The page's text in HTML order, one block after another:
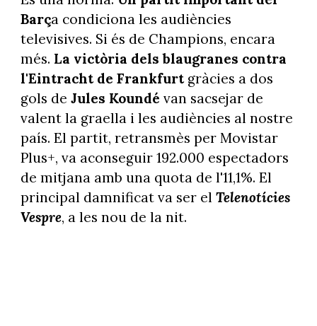
Barça condiciona les audiències
televisives. Si és de Champions, encara
més. La victòria dels blaugranes contra
l'Eintracht de Frankfurtgràcies a dos
gols de Jules Koundé van sacsejar de
valent la graella i les audiències al nostre
país. El partit, retransmès per Movistar
Plus+, va aconseguir 192.000 espectadors
de mitjana amb una quota de l'11,1%. El
principal damnificat va ser el Telenotícies
Vespre, a les nou de la nit.